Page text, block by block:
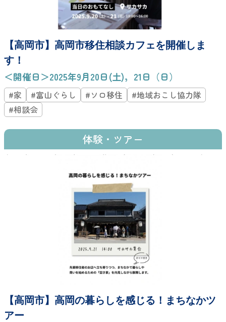
【高岡市】高岡市移住相談カフェを開催しま
す！
＜開催日＞2025年9月20日(土)，21日（日）
#家 #富山ぐらし #ソロ移住
#地域おこし協力隊
#相談会
体験・ツアー
【高岡市】高岡の暮らしを感じる！まちなかツ
アー